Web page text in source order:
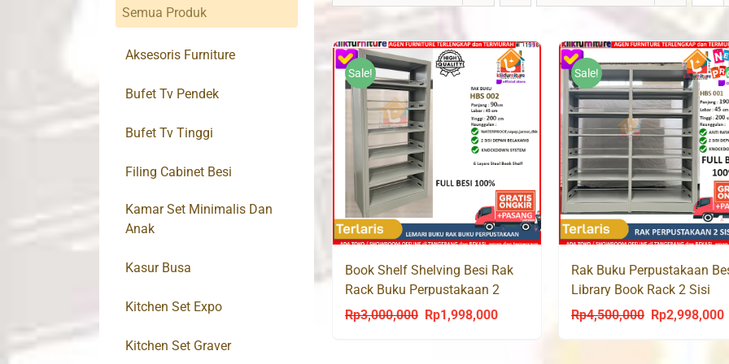
Sale!
Book Shelf Shelving Besi Rak
Rack Buku Perpustakaan 2
Hadap HBS 002
Rp3,000,000
Original
Rp1,998,000Current
Sale!
Rak Buku Perpustakaan
Library Book Rack 2 Sisi
HBS001
Rp4,500,000
Original
Rp2,998,000
Semua Produk
Aksesoris Furniture
Bufet Tv Pendek
Bufet Tv Tinggi
Filing Cabinet Besi
Kamar Set Minimalis Dan
Anak
Kasur Busa
Kitchen Set Expo
Kitchen Set Graver